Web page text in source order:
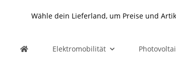
Wähle dein Lieferland, um Preise und
Elektromobilität